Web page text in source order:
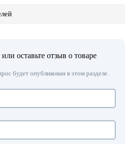
оставьте отзыв о товаре
будет опубликован в этом разделе.